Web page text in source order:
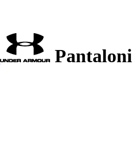
Pantaloni